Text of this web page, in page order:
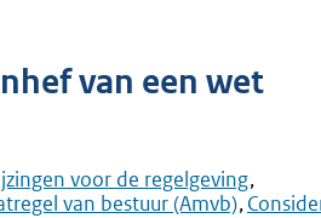
van een wet
voor de regelgeving
van bestuur (Amvb)